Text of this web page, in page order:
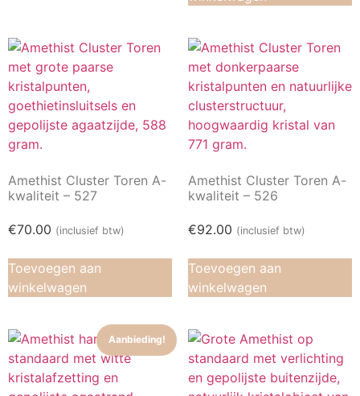
Amethist Cluster Toren A-
kwaliteit – 527
€70.00 (inclusief btw)
Toevoegen aan
winkelwagen
Amethist Cluster Toren A-
kwaliteit – 526
€92.00 (inclusief btw)
Toevoegen aan
winkelwagen
Aanbieding!